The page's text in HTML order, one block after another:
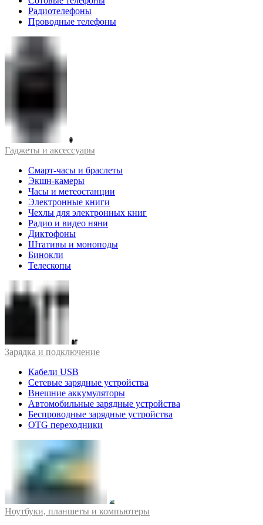
Радиотелефоны
Проводные телефоны
Гаджеты и аксессуары
Смарт-часы и браслеты
Экшн-камеры
Часы и метеостанции
Электронные книги
Чехлы для электронных книг
Радио и видео няни
Диктофоны
Штативы и моноподы
Бинокли
Телескопы
Зарядка и подключение
Кабели USB
Сетевые зарядные устройства
Внешние аккумуляторы
Автомобильные зарядные устройства
Беспроводные зарядные устройства
OTG переходники
Ноутбуки, планшеты и компьютеры